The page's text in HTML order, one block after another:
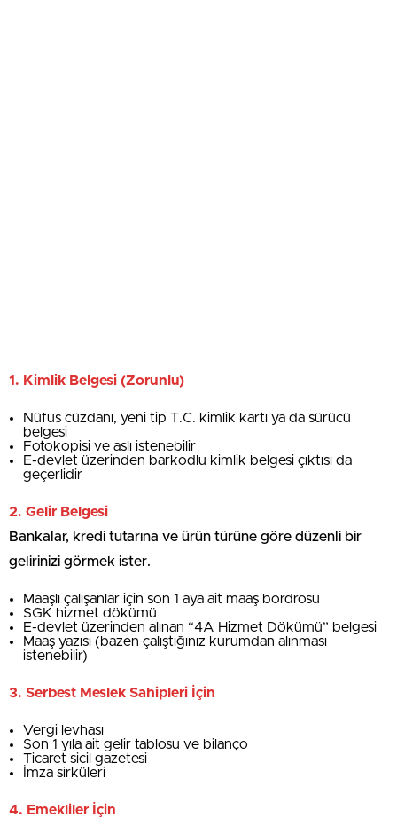
1. Kimlik Belgesi (Zorunlu)
Nüfus cüzdanı, yeni tip T.C. kimlik kartı ya da sürücü
belgesi
Fotokopisi ve aslı istenebilir
E-devlet üzerinden barkodlu kimlik belgesi çıktısı da
geçerlidir
2. Gelir Belgesi
Bankalar, kredi tutarına ve ürün türüne göre düzenli bir
gelirinizi görmek ister.
Maaşlı çalışanlar için son 1 aya ait maaş bordrosu
SGK hizmet dökümü
E-devlet üzerinden alınan “4A Hizmet Dökümü” belgesi
Maaş yazısı (bazen çalıştığınız kurumdan alınması
istenebilir)
3. Serbest Meslek Sahipleri İçin
Vergi levhası
Son 1 yıla ait gelir tablosu ve bilanço
Ticaret sicil gazetesi
İmza sirküleri
4. Emekliler İçin